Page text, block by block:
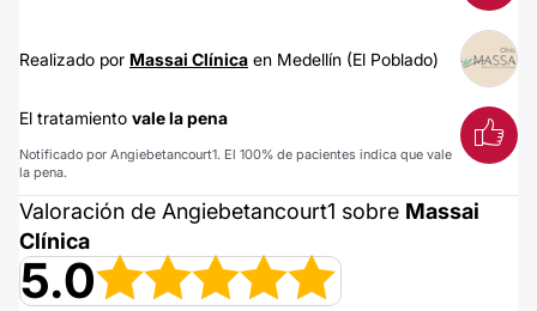
Realizado por Massai Clínica en Medellín (El Poblado)
El tratamiento vale la pena
Notificado por Angiebetancourt1. El 100% de pacientes indica que vale
la pena.
Valoración de Angiebetancourt1 sobre Massai
Clínica
5.0